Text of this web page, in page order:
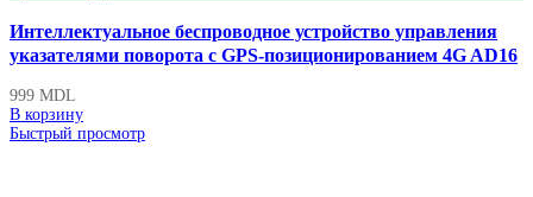
Интеллектуальное беспроводное устройство управления
указателями поворота с GPS-позиционированием 4G AD16
999 MDL
В корзину
Быстрый просмотр